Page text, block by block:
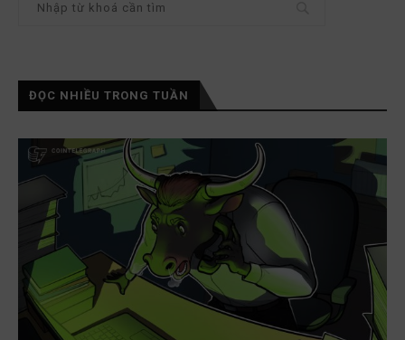
ĐỌC NHIỀU TRONG TUẦN